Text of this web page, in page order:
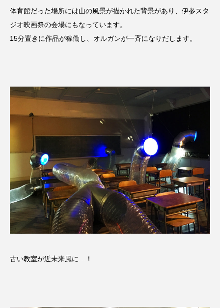
体育館だった場所には山の風景が描かれた背景があり、伊参スタ
ジオ映画祭の会場にもなっています。
15分置きに作品が稼働し、オルガンが一斉になりだします。
古い教室が近未来風に…！